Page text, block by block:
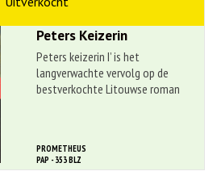
PROMETHEUS
PAP - 353 BLZ
Peters Keizerin
Peters keizerin I’ is het
langverwachte vervolg op de
bestverkochte Litouwse roman